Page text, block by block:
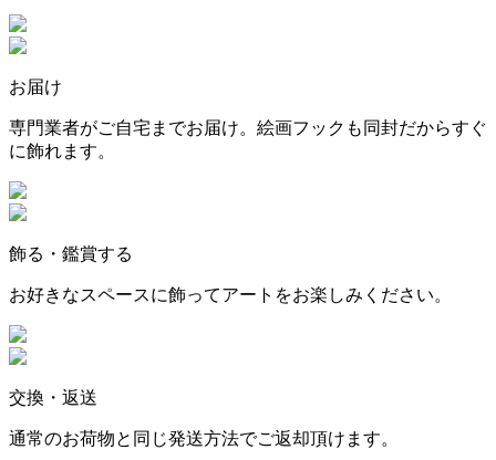
お届け
専門業者がご自宅までお届け。絵画フックも同封だからすぐ
に飾れます。
飾る・鑑賞する
お好きなスペースに飾ってアートをお楽しみください。
交換・返送
通常のお荷物と同じ発送方法でご返却頂けます。